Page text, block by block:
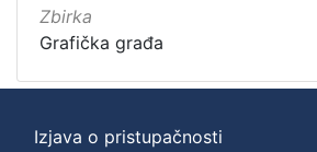
Zbirka
Grafička građa
Izjava o pristupačnosti